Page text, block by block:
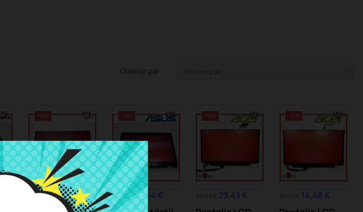
Ordenar por:
-10%
17,24 €15,52 €
-10%
46,04 €41,44 €
-10%
23,43 €
-10%
14,48 €